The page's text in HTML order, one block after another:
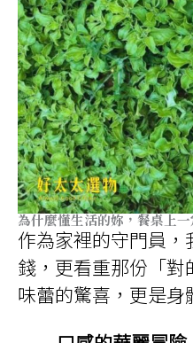
為什麼懂生活的妳，餐桌上
作為家裡的守門員
錢，更看重那份「
味蕾的驚喜，更是身